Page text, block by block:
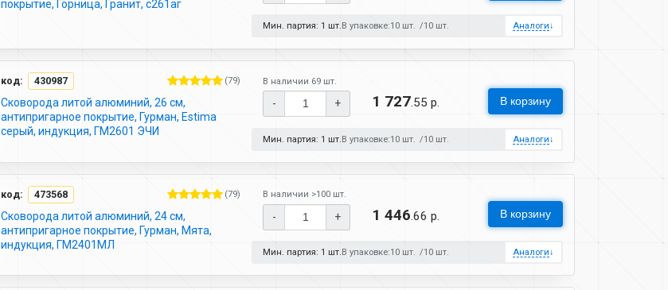
покрытие, Горница, Гранит, с261аг
Мин. партия: 1 шт. В упаковке:10 шт. 10 шт. Аналоги↓
код: 430987 (79)
Сковорода литой алюминий, 26 см,
антипригарное покрытие, Гурман, Estima
серый, индукция, ГМ2601 ЭЧИ
В наличии 69 шт.
- + 1 727.55 р. В корзину
Мин. партия: 1 шт. В упаковке:10 шт. 10 шт. Аналоги↓
код: 473568 (79)
Сковорода литой алюминий, 24 см,
антипригарное покрытие, Гурман, Мята,
индукция, ГМ2401МЛ
В наличии >100 шт.
- + 1 446.66 р. В корзину
Мин. партия: 1 шт.В упаковке:10 шт. 10 шт. Аналоги↓